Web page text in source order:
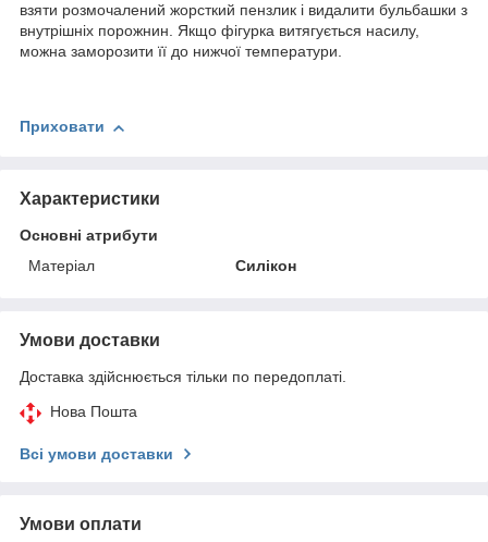
взяти розмочалений жорсткий пензлик і видалити бульбашки з
внутрішніх порожнин. Якщо фігурка витягується насилу,
можна заморозити її до нижчої температури.
Приховати
Характеристики
Основні атрибути
Матеріал
Силікон
Умови доставки
Доставка здійснюється тільки по передоплаті.
Нова Пошта
Всі умови доставки
Умови оплати